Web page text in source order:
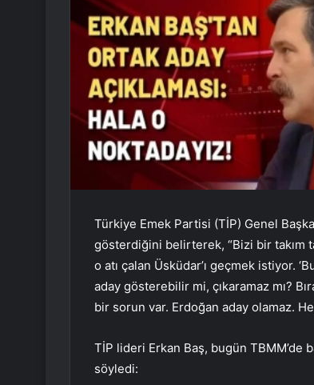
Türkiye Emek Partisi (TİP) Genel
gösterdiğini belirterek, “Bizi bir takım
o atı çalan Üsküdar’ı geçmek istiyor.
aday gösterebilir mi, çıkaramaz mı?
bir sorun var. Erdoğan aday olamaz.
TİP lideri Erkan Baş, bugün TBMM’de
söyledi: